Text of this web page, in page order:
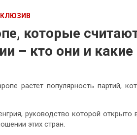
которые
– кто они и
растет популярность партий,
руководство которой открыто
этих стран.